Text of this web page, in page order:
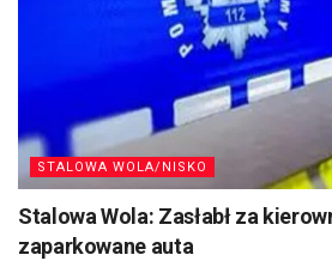
STALOWA WOLA/NISKO
Stalowa Wola: Zasłabł za
zaparkowane auta